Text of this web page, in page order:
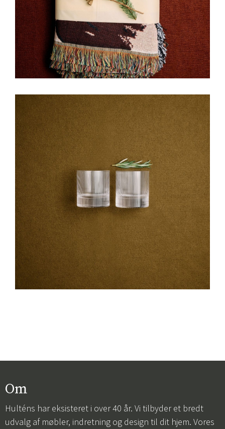
Om
Hulténs har eksisteret i over 40 år. Vi tilbyder et bredt
udvalg af møbler, indretning og design til dit hjem. Vores